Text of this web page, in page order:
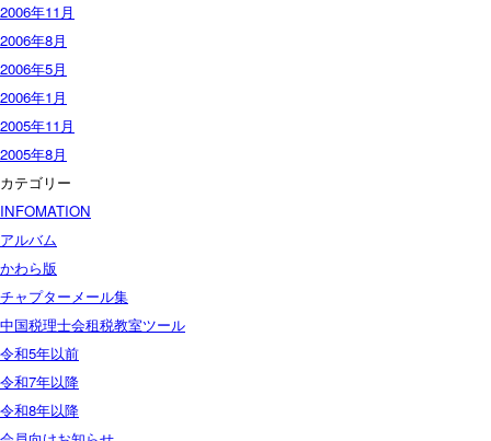
2006年11月
2006年8月
2006年5月
2006年1月
2005年11月
2005年8月
カテゴリー
INFOMATION
アルバム
かわら版
チャプターメール集
中国税理士会租税教室ツール
令和5年以前
令和7年以降
令和8年以降